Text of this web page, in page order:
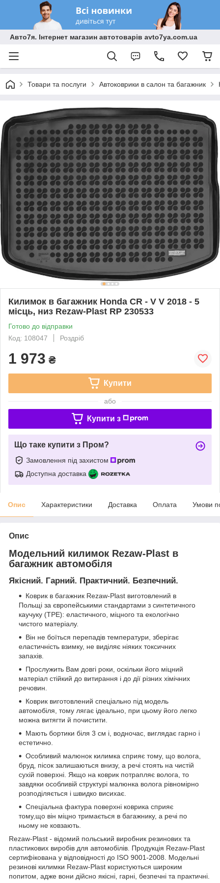
Авто7я. Інтернет магазин автотоварів avto7ya.com.ua
Товари та послуги Автоковрики в салон та багажник
Килимок в багажник Honda CR - V V 2018 - 5
місць, низ Rezaw-Plast RP 230533
Готово до відправки
Код: 108047
Роздріб
1 973 ₴
Купити
або
Купити з
Що таке купити з Пром?
Замовлення під захистом
Доступна доставка
Опис Характеристики Доставка Оплата Умови
Опис
Модельний килимок Rezaw-Plast в
багажник автомобіля
Якісний. Гарний. Практичний. Безпечний.
Коврик в багажник Rezaw-Plast виготовлений в
Польщі за європейськими стандартами з синтетичного
каучуку (ТРЕ): еластичного, міцного та екологічно
чистого матеріалу.
Він не боїться перепадів температури, зберігає
еластичність взимку, не виділяє ніяких токсичних
запахів.
Прослужить Вам довгі роки, оскільки його міцний
матеріал стійкий до витирання і до дії різних хімічних
речовин.
Коврик виготовлений спеціально під модель
автомобіля, тому лягає ідеально, при цьому його легко
можна витягти й почистити.
Мають бортики біля 3 см і, водночас, виглядає гарно і
естетично.
Особливий малюнок килимка сприяє тому, що волога,
бруд, пісок залишаються внизу, а речі стоять на чистій
сухій поверхні. Якщо на коврик потрапляє волога, то
завдяки особливій структурі малюнка волога рівномірно
розподіляється і швидко висихає.
Спеціальна фактура поверхні коврика сприяє
тому,що він міцно тримається в багажнику, а речі по
ньому не ковзають.
Rezaw-Plast - відомий польський виробник резинових та
пластикових виробів для автомобілів. Продукція Rezaw-Plast
сертифікована у відповідності до ISO 9001-2008. Модельні
резинові килимки Rezaw-Plast користуються широким
попитом, адже вони дійсно якісні, гарні, безпечні та практичні.